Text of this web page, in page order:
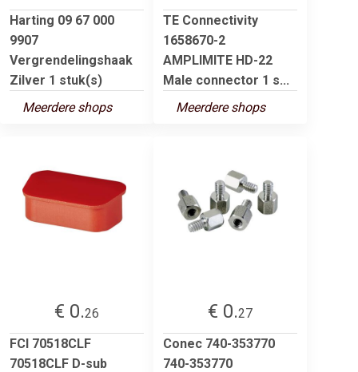
Harting 09 67 000
9907
Vergrendelingshaak
Zilver 1 stuk(s)
Meerdere shops
TE Connectivity
1658670-2
AMPLIMITE HD-22
Male connector 1 s...
Meerdere shops
€ 0.26
FCI 70518CLF
70518CLF D-sub
€ 0.27
Conec 740-353770
740-353770